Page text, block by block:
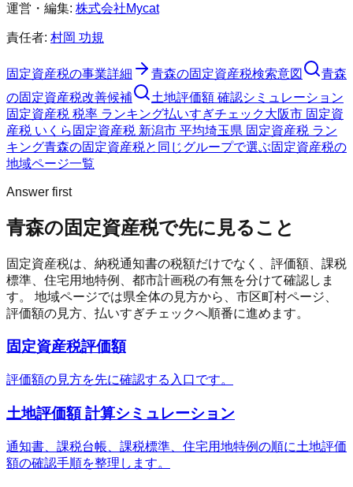
運営・編集: 株式会社Mycat
責任者: 村岡 功規
固定資産税の事業詳細 青森の固定資産税検索意図
青森
の固定資産税改善候補
土地評価額 確認シミュレーション
固定資産税 税率 ランキング払いすぎチェック大阪市 固定資
産税 いくら 固定資産税 新潟市 平均埼玉県 固定資産税 ラン
キング青森の固定資産税と同じグループで選ぶ固定資産税の
地域ページ一覧
Answer first
青森の固定資産税で先に見ること
固定資産税は、納税通知書の税額だけでなく、評価額、課税
標準、住宅用地特例、都市計画税の有無を分けて確認しま
す。 地域ページでは県全体の見方から、市区町村ページ、
評価額の見方、払いすぎチェックへ順番に進めます。
固定資産税評価額
評価額の見方を先に確認する入口です。
土地評価額 計算シミュレーション
通知書、課税台帳、課税標準、住宅用地特例の順に土地評価
額の確認手順を整理します。